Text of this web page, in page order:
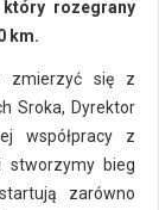
rozegrany
km.
zmierzyć się z
Sroka, Dyrektor
współpracy z
stworzymy bieg
zarówno